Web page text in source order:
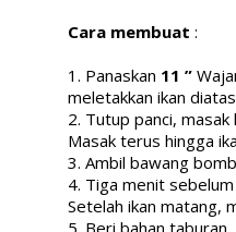
Cara membuat :
1. Panaskan 11 ”
meletakkan ikan
2. Tutup panci,
Masak terus hingga
3. Ambil bawang
4. Tiga menit
Setelah ikan matang,
5. Beri bahan